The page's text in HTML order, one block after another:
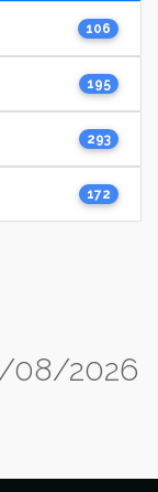
106
195
293
172
08/2026